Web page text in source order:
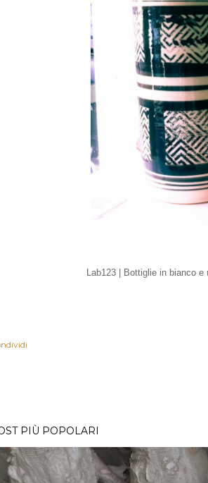
Lab123 | Bottiglie in bianco
PIÙ POPOLARI